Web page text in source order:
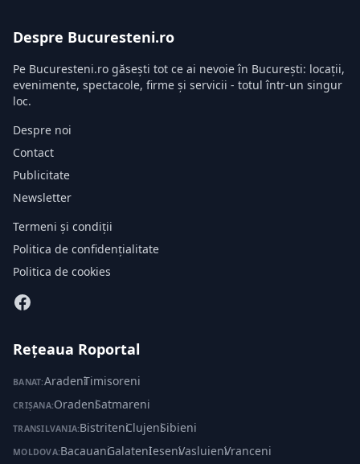
Despre Bucuresteni.ro
Pe Bucuresteni.ro găsești tot ce ai nevoie în București: locații,
evenimente, spectacole, firme și servicii - totul într-un singur
loc.
Despre noi
Contact
Publicitate
Newsletter
Termeni și condiții
Politica de confidențialitate
Politica de cookies
Rețeaua Roportal
BANAT:Aradeni·Timisoreni
CRIȘANA:Oradeni·Satmareni
TRANSILVANIA:Bistriteni·Clujeni·Sibieni
MOLDOVA:Bacauani·Galateni·Ieseni·Vasluieni·Vranceni